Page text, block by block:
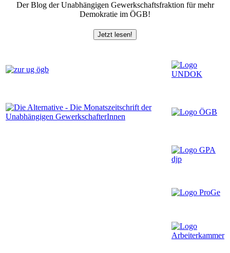
Der Blog der Unabhängigen Gewerkschaftsfraktion für mehr
Demokratie im ÖGB!
Jetzt lesen!